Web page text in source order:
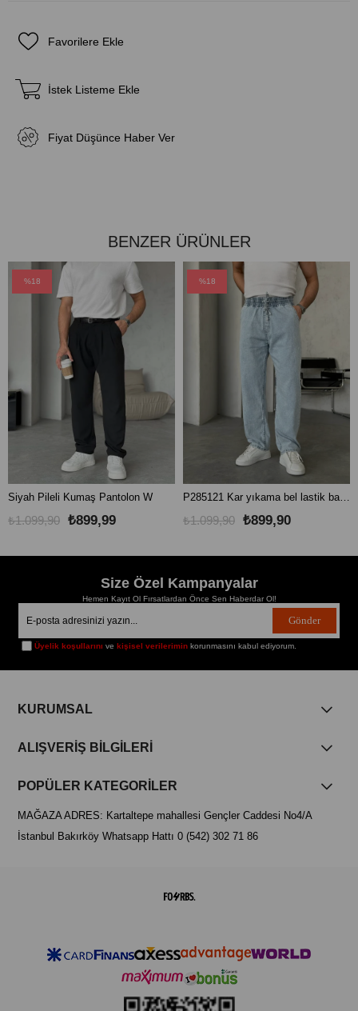
Favorilere Ekle
İstek Listeme Ekle
Fiyat Düşünce Haber Ver
BENZER ÜRÜNLER
Siyah Pileli Kumaş Pantolon W
₺899,99
₺1.099,90
%18
₺899,90
₺1.099,90
%18
Size Özel Kampanyalar
Hemen Kayıt Ol Fırsatlardan Önce Sen Haberdar Ol!
Gönder
Üyelik koşullarını vekişisel verilerimin korunmasını kabul ediyorum.
KURUMSAL
ALIŞVERİŞ BİLGİLERİ
POPÜLER KATEGORİLER
MAĞAZA ADRES: Kartaltepe mahallesi Gençler Caddesi No4/A
İstanbul Bakırköy Whatsapp Hattı 0 (542) 302 71 86